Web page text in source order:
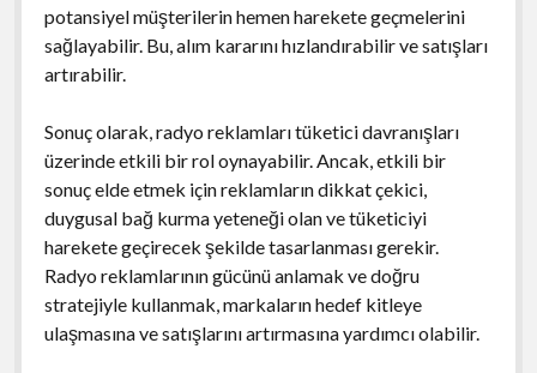
potansiyel müşterilerin hemen harekete geçmelerini
sağlayabilir. Bu, alım kararını hızlandırabilir ve satışları
artırabilir.
Sonuç olarak, radyo reklamları tüketici davranışları
üzerinde etkili bir rol oynayabilir. Ancak, etkili bir
sonuç elde etmek için reklamların dikkat çekici,
duygusal bağ kurma yeteneği olan ve tüketiciyi
harekete geçirecek şekilde tasarlanması gerekir.
Radyo reklamlarının gücünü anlamak ve doğru
stratejiyle kullanmak, markaların hedef kitleye
ulaşmasına ve satışlarını artırmasına yardımcı olabilir.